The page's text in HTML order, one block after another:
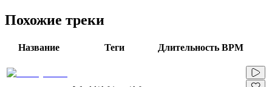
Похожие треки
Название Теги Длительность BPM